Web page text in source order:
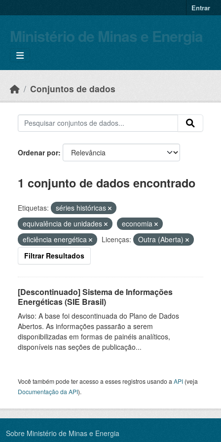
Entrar
Ministério de Minas e Energia
Conjuntos de dados
Ordenar por
1 conjunto de dados encontrado
Etiquetas:
séries históricas
equivalência de unidades
economia
eficiência energética
Licenças:
Outra (Aberta)
Filtrar Resultados
[Descontinuado] Sistema de Informações
Energéticas (SIE Brasil)
Aviso: A base foi descontinuada do Plano de Dados
Abertos. As informações passarão a serem
disponibilizadas em formas de painéis analíticos,
disponíveis nas seções de publicação...
Você também pode ter acesso a esses registros usando a API (veja
Documentação da API).
Sobre Ministério de Minas e Energia